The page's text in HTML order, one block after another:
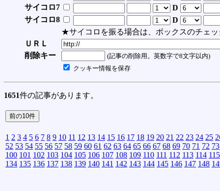
サイコロ7
D
サイコロ8
D
★サイコロを振る場合は、ボックスのチェッ
ＵＲＬ
削除キー
(記事の削除用。英数字で8文字以内)
クッキー情報を保存
1651件の記事があります。
1 2 3 4 5 6 7 8 9 10 11 12 13 14 15 16 17 18 19 20 21 22 23 24 25
52 53 54 55 56 57 58 59 60 61 62 63 64 65 66 67 68 69 70 71 72 73
100 101 102 103 104 105 106 107 108 109 110 111 112 113 114 115
134 135 136 137 138 139 140 141 142 143 144 145 146 147 148